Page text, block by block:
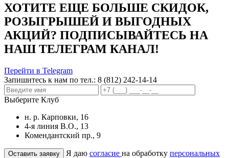
ХОТИТЕ ЕЩЕ БОЛЬШЕ СКИДОК,
РОЗЫГРЫШЕЙ И ВЫГОДНЫХ
АКЦИЙ? ПОДПИСЫВАЙТЕСЬ НА
НАШ ТЕЛЕГРАМ КАНАЛ!
Перейти в Telegram
Запишитесь к нам по тел.: 8 (812) 242-14-14
Выберите Клуб
н. р. Карповки, 16
4-я линия В.О., 13
Комендантский пр., 9
Я даю согласие на обработку персональных